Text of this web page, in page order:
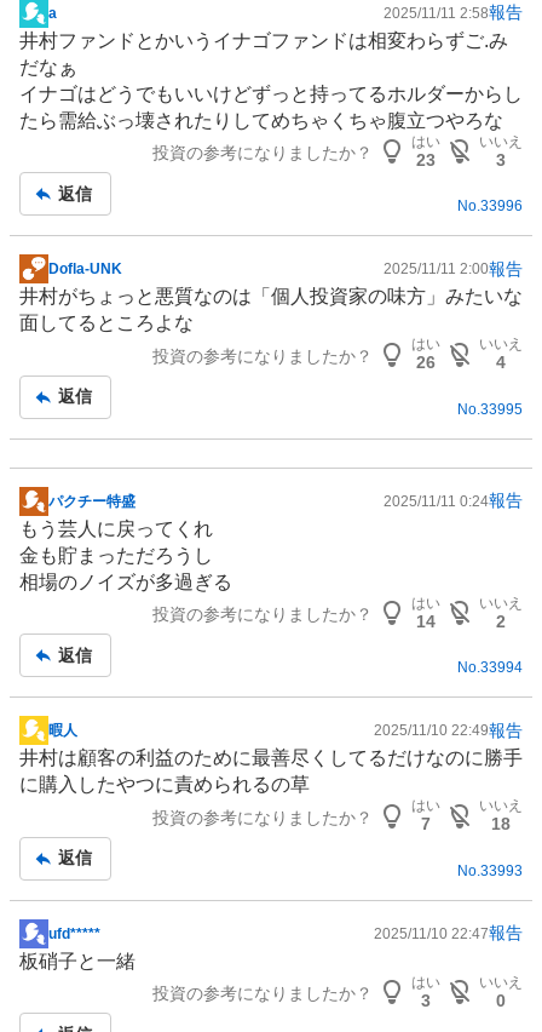
掲
示
板
記
事
a 2025/11/11 2:58報告
井村ファンド とかいうイナゴファンドは相変わらずご.み
だなぁ
イナゴはどうでもいいけどずっと持ってるホルダーからし
たら需給ぶっ壊されたりしてめちゃくちゃ腹立つやろな
投資の参考になりましたか？
はい
23
いいえ
3
返信
No.33996
掲
示
板
Dofla-UNK 2025/11/11 2:00報告
井村がちょっと悪質なのは「個人投資家の味方」みたいな
面してるところよな
投資の参考になりましたか？
はい
26
いいえ
4
返信
No. 33995
掲
示
板
記
パクチー特盛 2025/11/11 0:24報告
もう芸人に戻ってくれ
金も貯まっただろうし
相場のノイズが多過ぎる
投資の参考になりましたか？
はい
14
いいえ
2
返信
No.33994
掲
示
板
暇人 2025/11/10 22:49報告
井村は顧客の利益のために最善尽くしてるだけなのに勝手
に購入したやつに責められるの草
投資の参考になりましたか？
はい
7
いいえ
18
返信
No. 33993
掲
示
ufd***** 2025/11/10 22:47報告
板硝子と一緒
投資の参考になりましたか？
はい
3
いいえ
0